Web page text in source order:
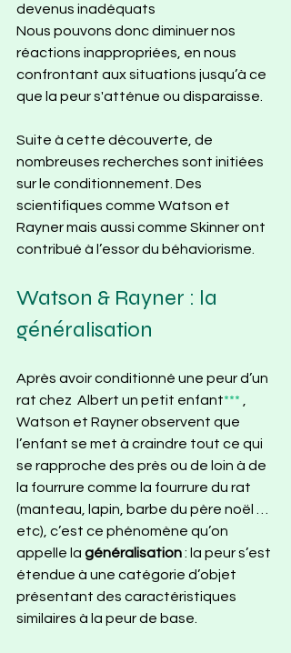
devenus inadéquats
Nous pouvons donc diminuer nos
réactions inappropriées, en nous
confrontant aux situations jusqu’à ce
que la peur s'atténue ou disparaisse.
Suite à cette découverte, de
nombreuses recherches sont initiées
sur le conditionnement. Des
scientifiques comme Watson et
Rayner mais aussi comme Skinner ont
contribué à l’essor du béhaviorisme.
Watson & Rayner : la
généralisation
Après avoir conditionné une peur d’un
rat chez  Albert un petit enfant***
Watson et Rayner observent que
l’enfant se met à craindre tout ce qui
se rapproche des près ou de loin à de
la fourrure comme la fourrure du rat
(manteau, lapin, barbe du père noël …
etc), c’est ce phénomène qu’on
appelle la généralisation : la peur s’est
étendue à une catégorie d’objet
présentant des caractéristiques
similaires à la peur de base.